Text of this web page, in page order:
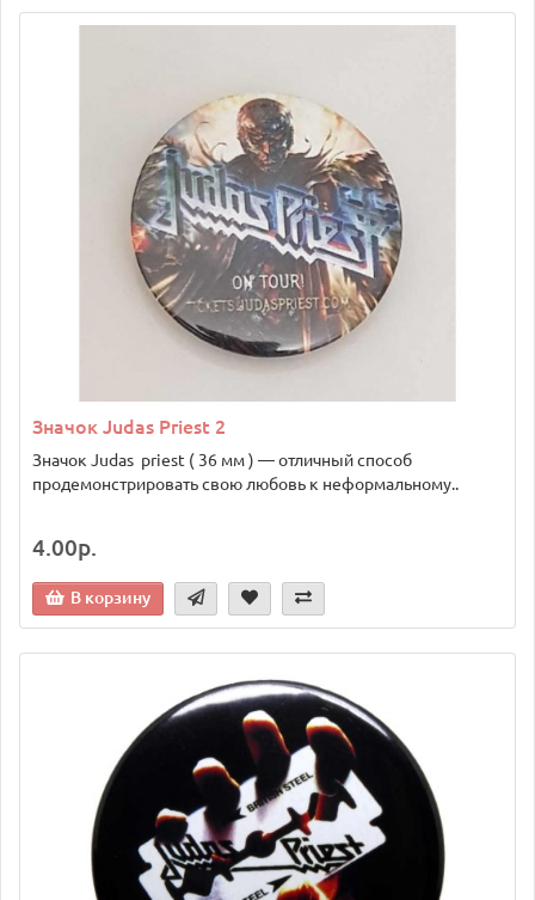
Значок Judas Priest 2
Значок Judas priest ( 36 мм ) — отличный способ
продемонстрировать свою любовь к неформальному..
4.00р.
В корзину